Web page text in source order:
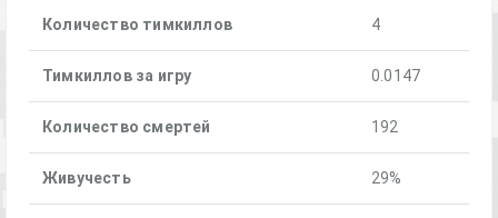
Количество тимкиллов 4
Тимкиллов за игру 0.0147
Количество смертей 192
Живучесть 29%